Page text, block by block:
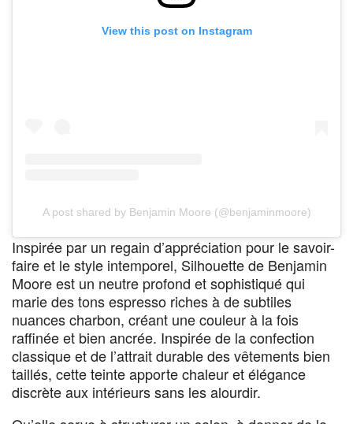
View this post on Instagram
A post shared by Benjamin Moore (@benjaminmoore)
Inspirée par un regain d’appréciation pour le savoir-
faire et le style intemporel, Silhouette de Benjamin
Moore est un neutre profond et sophistiqué qui
marie des tons espresso riches à de subtiles
nuances charbon, créant une couleur à la fois
raffinée et bien ancrée. Inspirée de la confection
classique et de l’attrait durable des vêtements bien
taillés, cette teinte apporte chaleur et élégance
discrète aux intérieurs sans les alourdir.